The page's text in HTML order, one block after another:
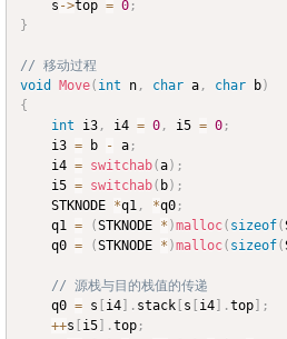
	s
->top = 0 ;
}
// 移动过程
void
Move( int n , char a , char b)
{
int i3 , i4 = 0 , i5 = 0 ;
	i3
= b - a ;
	i4
= switchab(a) ;
	i5
= switchab( b) ;
	STKNODE
*q1 , *q0 ;
	q1
= (STKNODE * )malloc( sizeof(
	q0
= (STKNODE * )malloc( sizeof(
// 源栈与目的栈值的传递
	q0
= s i4 . stack s i4 .top
;
++s i5 .top ;